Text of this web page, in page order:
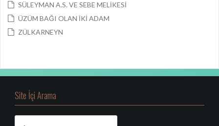
SÜLEYMAN A.S. VE SEBE MELİKESİ
ÜZÜM BAĞI OLAN İKİ ADAM
ZÜLKARNEYN
Site İçi Arama